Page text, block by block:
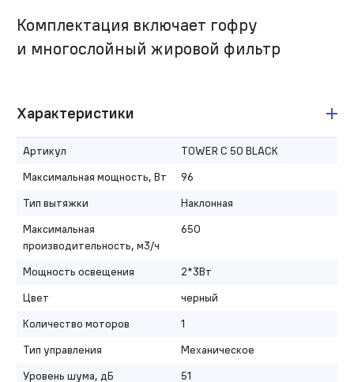
Комплектация включает гофру
и многослойный жировой фильтр
Характеристики
Артикул
TOWER C 50 BLACK
Максимальная мощность, Вт
96
Тип вытяжки
Наклонная
Максимальная
производительность, м3/ч
650
Мощность освещения
2*3Вт
Цвет
черный
Количество моторов
1
Тип управления
Механическое
Уровень шума, дБ
51